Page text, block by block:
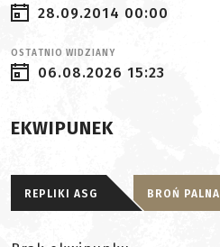
28.09.2014 00:00
OSTATNIO WIDZIANY
06.08.2026 15:23
EKWIPUNEK
REPLIKI ASG BROŃ PALNA